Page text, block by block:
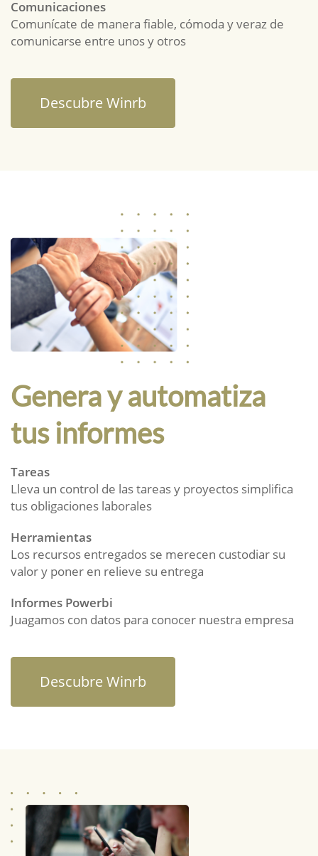
Comunicaciones
Comunícate de manera fiable, cómoda y veraz de
comunicarse entre unos y otros
Descubre Winrb
Genera y automatiza
tus informes
Tareas
Lleva un control de las tareas y proyectos simplifica
tus obligaciones laborales
Herramientas
Los recursos entregados se merecen custodiar su
valor y poner en relieve su entrega
Informes Powerbi
Juagamos con datos para conocer nuestra empresa
Descubre Winrb